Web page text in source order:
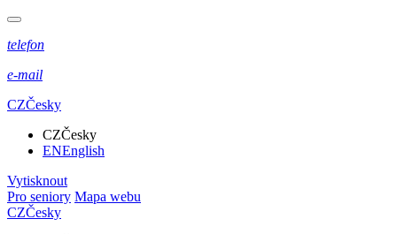
telefon
e-mail
CZČesky
CZČesky
ENEnglish
Vytisknout
Pro seniory Mapa webu
CZČesky